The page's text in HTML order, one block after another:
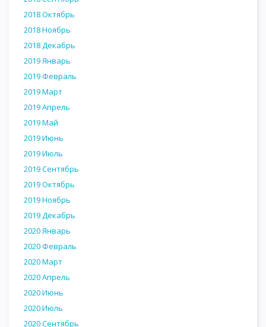
2018 Октябрь
2018 Ноябрь
2018 Декабрь
2019 Январь
2019 Февраль
2019 Март
2019 Апрель
2019 Май
2019 Июнь
2019 Июль
2019 Сентябрь
2019 Октябрь
2019 Ноябрь
2019 Декабрь
2020 Январь
2020 Февраль
2020 Март
2020 Апрель
2020 Июнь
2020 Июль
2020 Сентябрь